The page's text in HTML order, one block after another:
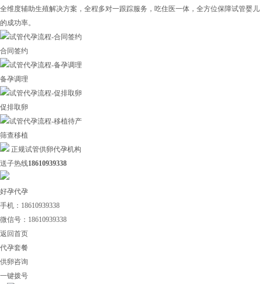
全维度辅助生殖解决方案，全程多对一跟踪服务，吃住医一体，全方位保障试管婴儿
的成功率。
合同签约
备孕调理
促排取卵
筛查移植
正规试管供卵代孕机构
送子热线18610939338
好孕代孕
手机：18610939338
微信号：18610939338
返回首页
代孕套餐
供卵咨询
一键拨号